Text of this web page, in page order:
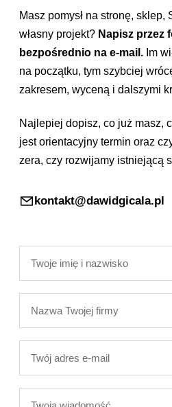
Masz pomysł na stronę, sklep,
własny projekt? Napisz przez
bezpośrednio na e-mail. Im
na początku, tym szybciej
zakresem, wyceną i dalszymi
Najlepiej dopisz, co już masz,
jest orientacyjny termin oraz
zera, czy rozwijamy istniejącą
kontakt@dawidgicala.pl
nazwisko
mail